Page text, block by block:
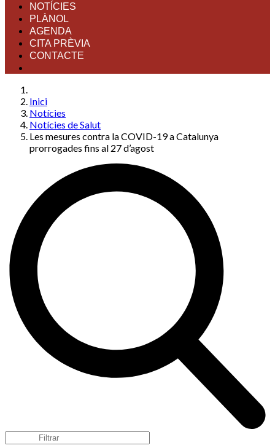
NOTÍCIES
PLÀNOL
AGENDA
CITA PRÈVIA
CONTACTE
Inici
Notícies
Notícies de Salut
Les mesures contra la COVID-19 a Catalunya
prorrogades fins al 27 d’agost